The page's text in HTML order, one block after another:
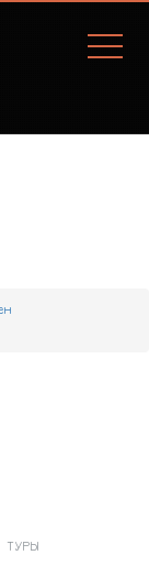
ТУРЫ